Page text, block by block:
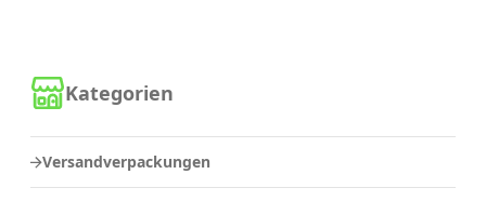
Kategorien
Versandverpackungen